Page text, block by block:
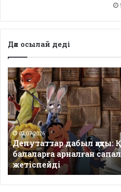
Дәл осылай деді
Депутаттар
дабыл
қақты:
Қазақстанда
балаларға
арналған
сапалы
қазақша
контент
жетіспейді
07.07.2026
Депутаттар дабыл қақты:
балаларға арналған
жетіспейді